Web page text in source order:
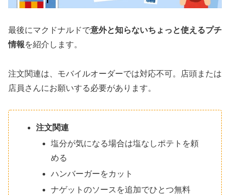
最後にマクドナルドで意外と知らないちょっと使えるプチ
情報を紹介します。
注文関連は、モバイルオーダーでは対応不可。店頭または
店員さんにお願いする必要があります。
注文関連
塩分が気になる場合は塩なしポテトを頼
める
ハンバーガーをカット
ナゲットのソースを追加でひとつ無料